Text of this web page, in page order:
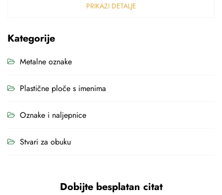
PRIKAZI DETALJE
Kategorije
Metalne oznake
Plastične ploče s imenima
Oznake i naljepnice
Stvari za obuku
Dobijte besplatan citat